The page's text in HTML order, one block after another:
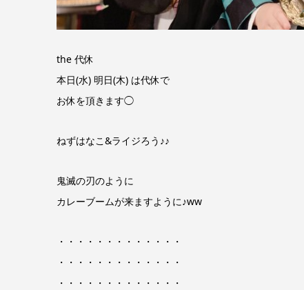
the 代休
本日(水) 明日(木) は代休で
お休を頂きます◯
ねずはなこ&ライジろう♪♪
鬼滅の刃のように
カレーブームが来ますように♪ww
・・・・・・・・・・・・・
・・・・・・・・・・・・・
・・・・・・・・・・・・・